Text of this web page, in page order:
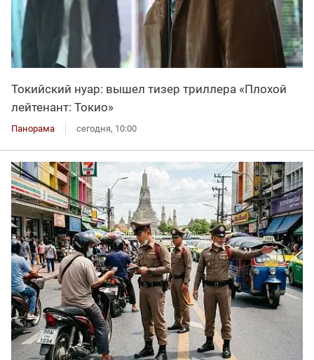
Токийский нуар: вышел тизер триллера «Плохой
лейтенант: Токио»
Панорама сегодня, 10:00